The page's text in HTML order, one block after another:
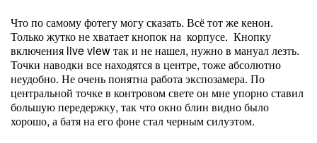
Что по самому фотегу могу сказать. Всё тот же кенон.
Только жутко не хватает кнопок на корпусе. Кнопку
включения live view так и не нашел, нужно в мануал лезть.
Точки наводки все находятся в центре, тоже абсолютно
неудобно. Не очень понятна работа экспозамера. По
центральной точке в контровом свете он мне упорно ставил
большую передержку, так что окно блин видно было
хорошо, а батя на его фоне стал черным силуэтом.